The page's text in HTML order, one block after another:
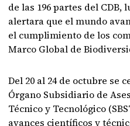
de las 196 partes del CDB,
alertara que el mundo
el cumplimiento de los
Marco Global de
Del 20 al 24 de octubre se
Órgano Subsidiario de
Técnico y Tecnológico
avances científicos y